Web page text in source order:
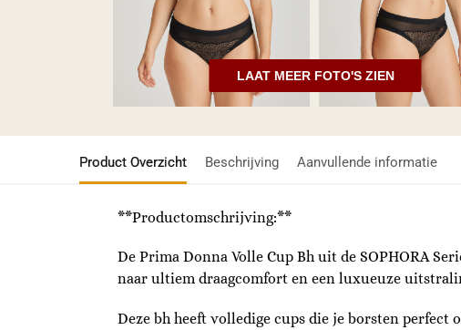
LAAT MEER FOTO'S ZIEN
Product Overzicht Beschrijving Aanvullende informatie
**Productomschrijving:**
De Prima Donna Volle Cup Bh uit de SOPHORA
naar ultiem draagcomfort en een luxueuze
Deze bh heeft volledige cups die je borsten